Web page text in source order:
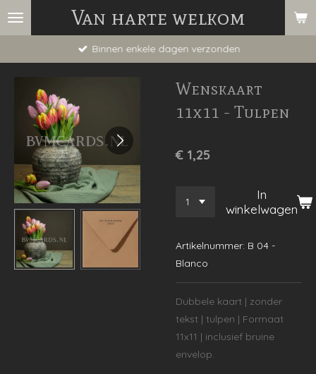
Ga
Van harte welkom
Binnen enkele dagen verzonden
Wenskaart
11x11 - Tulpen
€ 1,25
In
winkelwagen
Artikelnummer: B 04 -
Blanco
Dubbele kaart | zonder
tekst | tulpen | Formaat
11x11 | inclusief bruine
envelop.